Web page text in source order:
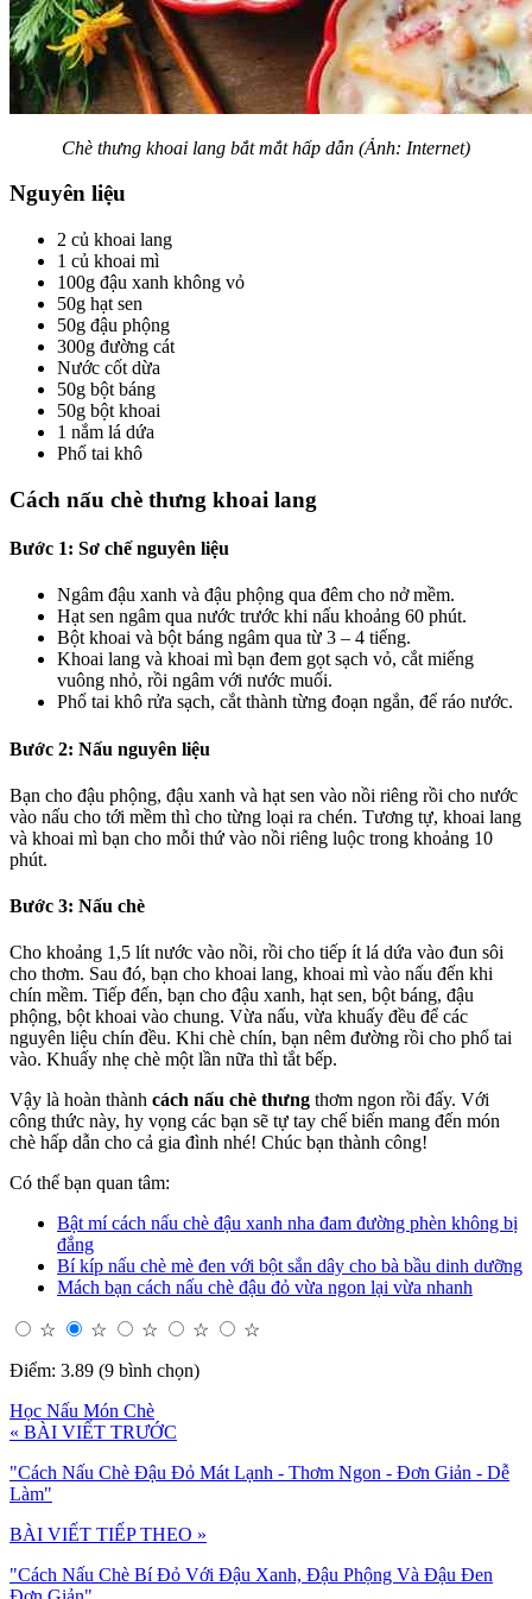
Chè thưng khoai lang bắt mắt hấp dẫn (Ảnh: Internet)
Nguyên liệu
2 củ khoai lang
1 củ khoai mì
100g đậu xanh không vỏ
50g hạt sen
50g đậu phộng
300g đường cát
Nước cốt dừa
50g bột báng
50g bột khoai
1 nắm lá dứa
Phổ tai khô
Cách nấu chè thưng khoai lang
Bước 1: Sơ chế nguyên liệu
Ngâm đậu xanh và đậu phộng qua đêm cho nở mềm.
Hạt sen ngâm qua nước trước khi nấu khoảng 60 phút.
Bột khoai và bột báng ngâm qua từ 3 – 4 tiếng.
Khoai lang và khoai mì bạn đem gọt sạch vỏ, cắt miếng
vuông nhỏ, rồi ngâm với nước muối.
Phổ tai khô rửa sạch, cắt thành từng đoạn ngắn, để ráo nước.
Bước 2: Nấu nguyên liệu
Bạn cho đậu phộng, đậu xanh và hạt sen vào nồi riêng rồi cho nước
vào nấu cho tới mềm thì cho từng loại ra chén. Tương tự, khoai lang
và khoai mì bạn cho mỗi thứ vào nồi riêng luộc trong khoảng 10
phút.
Bước 3: Nấu chè
Cho khoảng 1,5 lít nước vào nồi, rồi cho tiếp ít lá dứa vào đun sôi
cho thơm. Sau đó, bạn cho khoai lang, khoai mì vào nấu đến khi
chín mềm. Tiếp đến, bạn cho đậu xanh, hạt sen, bột báng, đậu
phộng, bột khoai vào chung. Vừa nấu, vừa khuấy đều để các
nguyên liệu chín đều. Khi chè chín, bạn nêm đường rồi cho phổ tai
vào. Khuấy nhẹ chè một lần nữa thì tắt bếp.
Vậy là hoàn thành cách nấu chè thưng thơm ngon rồi đấy. Với
công thức này, hy vọng các bạn sẽ tự tay chế biến mang đến món
chè hấp dẫn cho cả gia đình nhé! Chúc bạn thành công!
Có thể bạn quan tâm:
Bật mí cách nấu chè đậu xanh nha đam đường phèn không bị
đắng
Bí kíp nấu chè mè đen với bột sắn dây cho bà bầu dinh dưỡng
Mách bạn cách nấu chè đậu đỏ vừa ngon lại vừa nhanh
☆ ☆ ☆ ☆
☆
Điểm: 3.89 (9 bình chọn)
Học Nấu Món Chè
« BÀI VIẾT TRƯỚC
"Cách Nấu Chè Đậu Đỏ Mát Lạnh - Thơm Ngon - Đơn Giản - Dễ
Làm"
BÀI VIẾT TIẾP THEO »
"Cách Nấu Chè Bí Đỏ Với Đậu Xanh, Đậu Phộng Và Đậu Đen